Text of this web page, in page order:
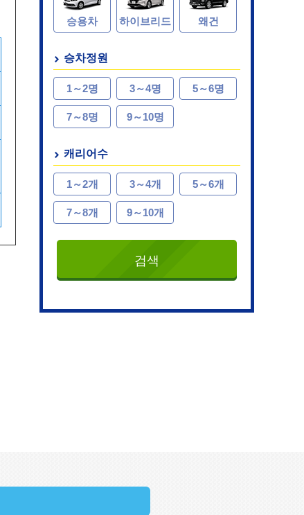
승용차 하이브리드 왜건
승차정원
1～2명 3～4명 5～6명
7～8명 9～10명
캐리어수
1～2개 3～4개 5～6개
7～8개 9～10개